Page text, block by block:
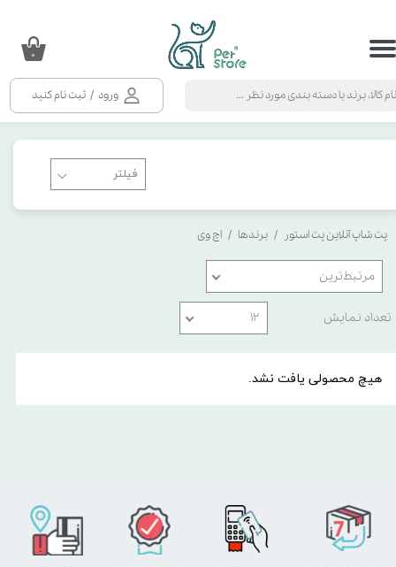
ورود / ثبت نام کنید
حساب کاربری من
سفارشات
۰
پت شاپ آنلاین پت استور برندها اچ وی
مرتبط‌ترین
تعداد نمایش ۱۲
هیچ محصولی یافت نشد.